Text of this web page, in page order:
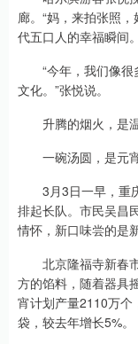
廊。“妈，来拍张照
代五口人的幸福瞬间。
“今年，我们像很
文化。”张悦说。
升腾的烟火，是
一碗汤圆，是元宵
3月3日一早，重庆
排起长队。市民吴昌
情怀，新口味尝的是
北京隆福寺新春市
方的馅料，随着器具
宵计划产量2110万个
袋，较去年增长5%。